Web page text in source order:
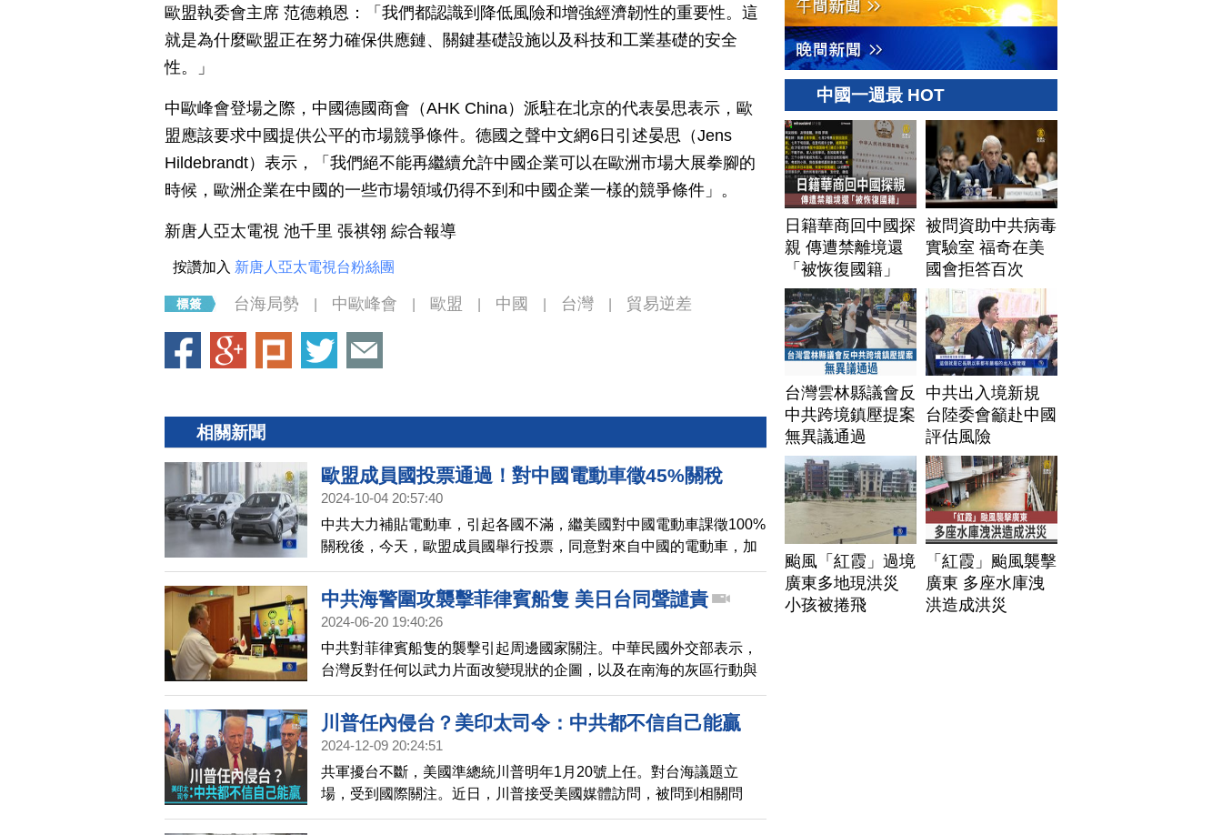
歐盟執委會主席 范德賴恩：「我們都認識到降低風險和增強經濟韌性的重要性。這
就是為什麼歐盟正在努力確保供應鏈、關鍵基礎設施以及科技和工業基礎的安全
性。」
中歐峰會登場之際，中國德國商會（AHK China）派駐在北京的代表晏思表示，歐
盟應該要求中國提供公平的市場競爭條件。德國之聲中文網6日引述晏思（Jens
Hildebrandt）表示，「我們絕不能再繼續允許中國企業可以在歐洲市場大展拳腳的
時候，歐洲企業在中國的一些市場領域仍得不到和中國企業一樣的競爭條件」。
新唐人亞太電視 池千里 張祺翎 綜合報導
按讚加入 新唐人亞太電視台粉絲團
台海局勢 中歐峰會 歐盟 中國 台灣 貿易逆差
相關新聞
歐盟成員國投票通過！對中國電動車徵45%關稅
2024-10-04 20:57:40
中共大力補貼電動車，引起各國不滿，繼美國對中國電動車課徵100%
關稅後，今天，歐盟成員國舉行投票，同意對來自中國的電動車，加
徵最高達35.3%反補貼稅。加上原本的一般關稅10%，等於稅率提高
到約45%。外媒報導，法國、義大利等10個國家投票贊成，德國、匈
牙利等5國反對，高達12個國家投下棄權票。
中共海警圍攻襲擊菲律賓船隻 美日台同聲譴責
2024-06-20 19:40:26
中共對菲律賓船隻的襲擊引起周邊國家關注。中華民國外交部表示，
台灣反對任何以武力片面改變現狀的企圖，以及在南海的灰區行動與
軍事脅迫。美國國務卿布林肯也與菲律賓外長通話，譴責中共破壞區
域和平穩定，並重申美國根據《共同防禦條約》對菲律賓的堅定承
諾。此外，日本自衛隊統合幕僚長吉田圭秀，也與菲律賓參謀總長進
隊始終站在菲律賓這邊，並將深化與菲律賓及理念相近國家的合作。
川普任內侵台？美印太司令：中共都不信自己能贏
2024-12-09 20:24:51
共軍擾台不斷，美國準總統川普明年1月20號上任。對台海議題立
場，受到國際關注。近日，川普接受美國媒體訪問，被問到相關問
題。
中國一週最 HOT
日籍華商回中國探
親 傳遭禁離境還
「被恢復國籍」
被問資助中共病毒
實驗室 福奇在美
國會拒答百次
台灣雲林縣議會反
中共跨境鎮壓提案
無異議通過
中共出入境新規
台陸委會籲赴中國
評估風險
颱風「紅霞」過境
廣東多地現洪災
小孩被捲飛
「紅霞」颱風襲擊
廣東 多座水庫洩
洪造成洪災